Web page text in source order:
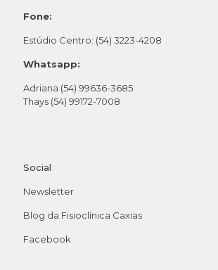
Fone:
Estúdio Centro: (54) 3223-4208
Whatsapp:
Adriana (54) 99636-3685
Thays (54) 99172-7008
Social
Newsletter
Blog da Fisioclínica Caxias
Facebook